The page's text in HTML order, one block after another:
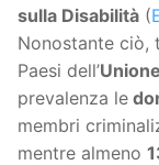
sulla Disabilità (
Nonostante ciò,
Paesi dell’
prevalenza le
membri
mentre almeno